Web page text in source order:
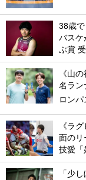
38歳
バスケ
ぶ賞
《山
名ラン
ロンパ
《ラ
面のリ
技愛「
「少